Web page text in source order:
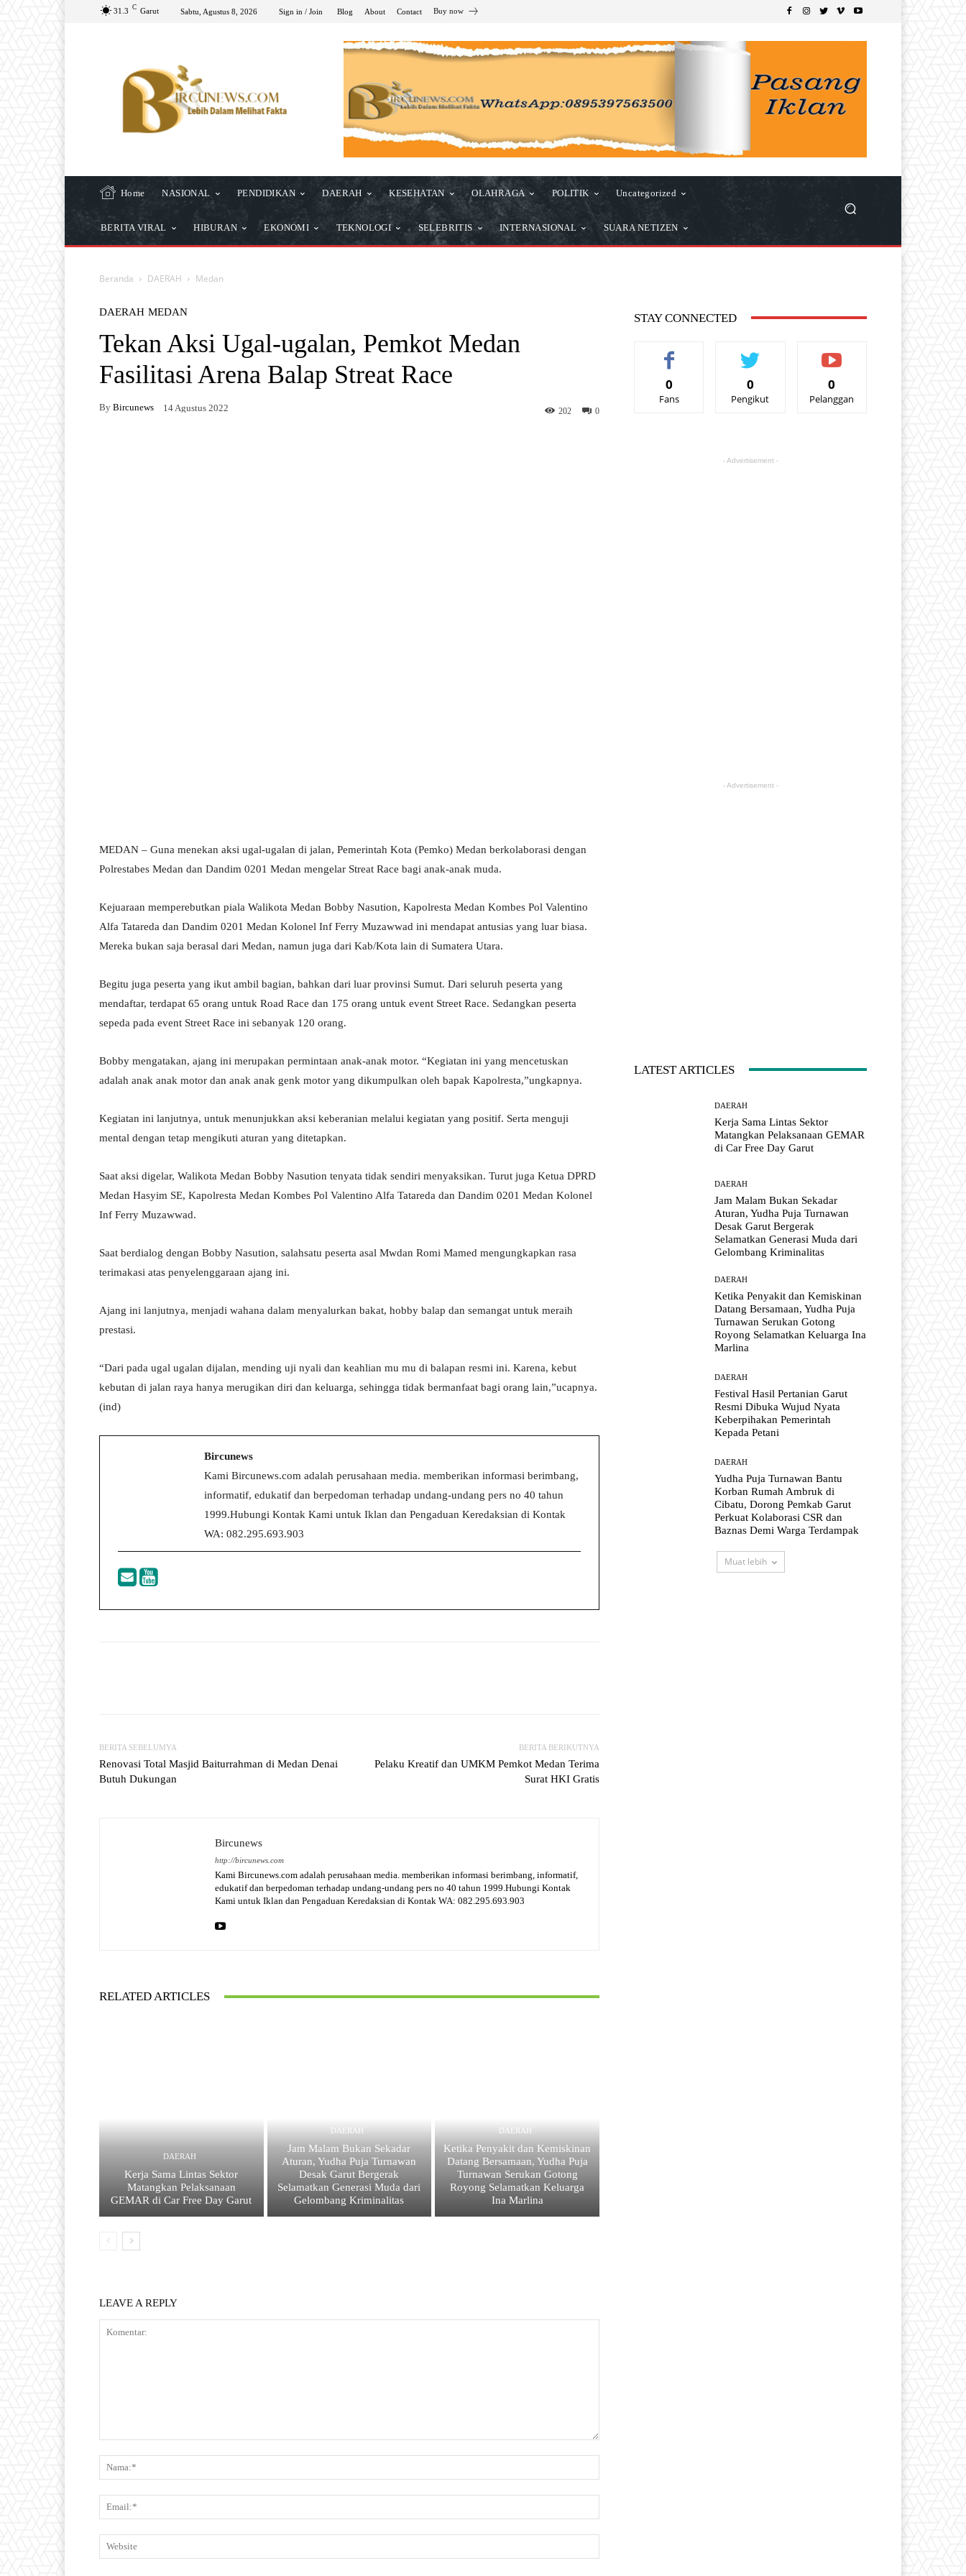
31.3 C Garut Sabtu, Agustus 8, 2026 Sign in / Join Blog About Contact Buy now
Home NASIONAL PENDIDIKAN DAERAH KESEHATAN OLAHRAGA POLITIK Uncategorized
BERITA VIRAL HIBURAN EKONOMI TEKNOLOGI SELEBRITIS INTERNASIONAL SUARA NETIZEN
Beranda DAERAH Medan
DAERAH MEDAN
Tekan Aksi Ugal-ugalan, Pemkot Medan
Fasilitasi Arena Balap Streat Race
By Bircunews 14 Agustus 2022 0
202
MEDAN – Guna menekan aksi ugal-ugalan di jalan, Pemerintah Kota (Pemko) Medan berkolaborasi dengan
Polrestabes Medan dan Dandim 0201 Medan mengelar Streat Race bagi anak-anak muda.
Kejuaraan memperebutkan piala Walikota Medan Bobby Nasution, Kapolresta Medan Kombes Pol Valentino
Alfa Tatareda dan Dandim 0201 Medan Kolonel Inf Ferry Muzawwad ini mendapat antusias yang luar biasa.
Mereka bukan saja berasal dari Medan, namun juga dari Kab/Kota lain di Sumatera Utara.
Begitu juga peserta yang ikut ambil bagian, bahkan dari luar provinsi Sumut. Dari seluruh peserta yang
mendaftar, terdapat 65 orang untuk Road Race dan 175 orang untuk event Street Race. Sedangkan peserta
sepeda pada event Street Race ini sebanyak 120 orang.
Bobby mengatakan, ajang ini merupakan permintaan anak-anak motor. “Kegiatan ini yang mencetuskan
adalah anak anak motor dan anak anak genk motor yang dikumpulkan oleh bapak Kapolresta,”ungkapnya.
Kegiatan ini lanjutnya, untuk menunjukkan aksi keberanian melalui kegiatan yang positif. Serta menguji
mental dengan tetap mengikuti aturan yang ditetapkan.
Saat aksi digelar, Walikota Medan Bobby Nasution tenyata tidak sendiri menyaksikan. Turut juga Ketua DPRD
Medan Hasyim SE, Kapolresta Medan Kombes Pol Valentino Alfa Tatareda dan Dandim 0201 Medan Kolonel
Inf Ferry Muzawwad.
Saat berdialog dengan Bobby Nasution, salahsatu peserta asal Mwdan Romi Mamed mengungkapkan rasa
terimakasi atas penyelenggaraan ajang ini.
Ajang ini lanjutnya, menjadi wahana dalam menyalurkan bakat, hobby balap dan semangat untuk meraih
prestasi.
“Dari pada ugal ugalan dijalan, mending uji nyali dan keahlian mu mu di balapan resmi ini. Karena, kebut
kebutan di jalan raya hanya merugikan diri dan keluarga, sehingga tidak bermanfaat bagi orang lain,”ucapnya.
(ind)
Bircunews
Kami Bircunews.com adalah perusahaan media. memberikan informasi berimbang,
informatif, edukatif dan berpedoman terhadap undang-undang pers no 40 tahun
1999.Hubungi Kontak Kami untuk Iklan dan Pengaduan Keredaksian di Kontak
WA: 082.295.693.903
BERITA SEBELUMYA
Renovasi Total Masjid Baiturrahman di Medan Denai
Butuh Dukungan
BERITA BERIKUTNYA
Pelaku Kreatif dan UMKM Pemkot Medan Terima
Surat HKI Gratis
Bircunews
http://bircunews.com
Kami Bircunews.com adalah perusahaan media. memberikan informasi berimbang, informatif,
edukatif dan berpedoman terhadap undang-undang pers no 40 tahun 1999.Hubungi Kontak
Kami untuk Iklan dan Pengaduan Keredaksian di Kontak WA: 082.295.693.903
RELATED ARTICLES
DAERAH
Kerja Sama Lintas Sektor
Matangkan Pelaksanaan
GEMAR di Car Free Day Garut
DAERAH
Jam Malam Bukan Sekadar
Aturan, Yudha Puja Turnawan
Desak Garut Bergerak
Selamatkan Generasi Muda dari
Gelombang Kriminalitas
DAERAH
Ketika Penyakit dan Kemiskinan
Datang Bersamaan, Yudha Puja
Turnawan Serukan Gotong
Royong Selamatkan Keluarga
Ina Marlina
LEAVE A REPLY
STAY CONNECTED
0
Fans
0
Pengikut
0
Pelanggan
- Advertisement -
- Advertisement -
LATEST ARTICLES
DAERAH
Kerja Sama Lintas Sektor
Matangkan Pelaksanaan GEMAR
di Car Free Day Garut
DAERAH
Jam Malam Bukan Sekadar
Aturan, Yudha Puja Turnawan
Desak Garut Bergerak
Selamatkan Generasi Muda dari
Gelombang Kriminalitas
DAERAH
Ketika Penyakit dan Kemiskinan
Datang Bersamaan, Yudha Puja
Turnawan Serukan Gotong
Royong Selamatkan Keluarga Ina
Marlina
DAERAH
Festival Hasil Pertanian Garut
Resmi Dibuka Wujud Nyata
Keberpihakan Pemerintah
Kepada Petani
DAERAH
Yudha Puja Turnawan Bantu
Korban Rumah Ambruk di
Cibatu, Dorong Pemkab Garut
Perkuat Kolaborasi CSR dan
Baznas Demi Warga Terdampak
Muat lebih